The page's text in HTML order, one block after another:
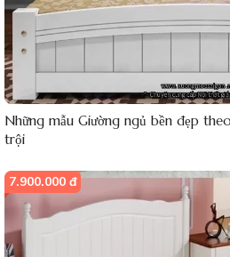
Những mẫu Giường ngủ bền đẹp
trội
7.900.000 đ